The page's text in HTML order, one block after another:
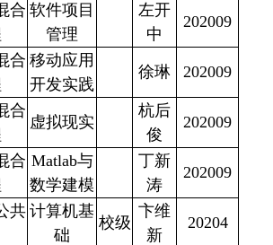
合 软件项目
管理
左开
中
202009
合 移动应用
开发实践
徐琳 202009
合
虚拟现实
杭后
俊
202009
合 Matlab与
数学建模
丁新
涛
202009
共 计算机基
础
校级
卞维
新
20204